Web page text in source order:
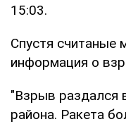
15:03.
Спустя считаные
информация о
"Взрыв раздался
района. Ракета